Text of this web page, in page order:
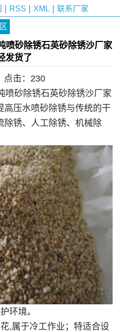
RSS XML| 联系厂家
喷砂除锈石英砂除锈沙厂家
发货了
击： 230
喷砂除锈石英砂除锈沙厂家
高压水喷砂除锈与传统的干
除锈、人工除锈、机械除
环境。
,属于冷工作业；特适合设